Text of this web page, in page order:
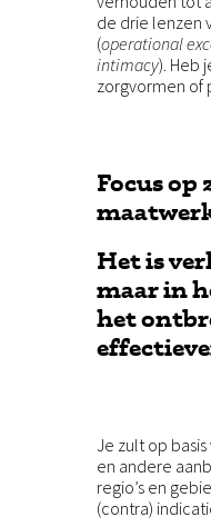
de drie lenzen
(operational
intimacy). Heb
zorgvormen of
Focus op
Het is
maar in
het
Je zult op
en andere
regio’s en
(contra)